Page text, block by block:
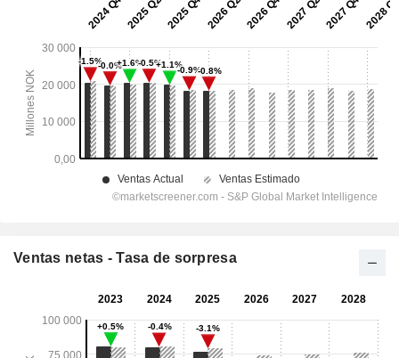
Ventas netas - Tasa de sorpresa